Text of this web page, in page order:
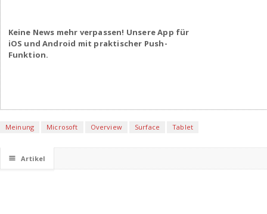
Keine News mehr verpassen! Unsere App für
iOS und Android mit praktischer Push-
Funktion.
Meinung Microsoft Overview Surface Tablet
☰ Artikel